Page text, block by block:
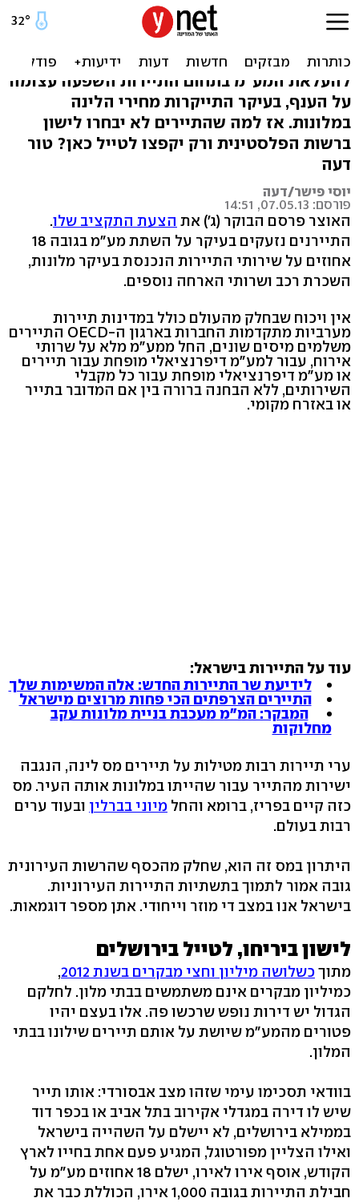
גזרות האוצר: התיירים יבחרו
ברשות הפלסטינית
להעלאת המע"מ בתחום התיירות השפעה עצומה
על הענף, בעיקר התייקרות מחירי הלינה
במלונות. אז למה שהתיירים לא יבחרו לישון
ברשות הפלסטינית ורק יקפצו לטייל כאן? טור
דעה
יוסי פישר/דעה
פורסם: 07.05.13, 14:51
האוצר פרסם הבוקר (ג') את הצעת התקציב שלו.
התיירנים נזעקים בעיקר על השתת מע"מ בגובה 18
אחוזים על שירותי התיירות הנכנסת בעיקר מלונות,
השכרת רכב ושרותי הארחה נוספים.
אין ויכוח שבחלק מהעולם כולל במדינות תיירות
מערביות מתקדמות החברות בארגון ה-OECD התיירים
משלמים מיסים שונים, החל ממע"מ מלא על שרותי
אירוח, עבור למע"מ דיפרנציאלי מופחת עבור תיירים
או מע"מ דיפרנציאלי מופחת עבור כל מקבלי
השירותים, ללא הבחנה ברורה בין אם המדובר בתייר
או באזרח מקומי.
עוד על התיירות בישראל:
לידיעת שר התיירות החדש: אלה המשימות שלך
התיירים הצרפתים הכי פחות מרוצים מישראל
המבקר: המ"מ מעכבת בניית מלונות עקב
מחלוקות
ערי תיירות רבות מטילות על תיירים מס לינה, הנגבה
ישירות מהתייר עבור שהייתו במלונות אותה העיר. מס
כזה קיים בפריז, ברומא והחל מיוני בברלין ובעוד ערים
רבות בעולם.
היתרון במס זה הוא, שחלק מהכסף שהרשות העירונית
גובה אמור לתמוך בתשתיות התיירות העירוניות.
בישראל אנו במצב די מוזר וייחודי. אתן מספר דוגמאות.
לישון ביריחו, לטייל בירושלים
מתוךכשלושה מיליון וחצי מבקרים בשנת 2012
,
כמיליון מבקרים אינם משתמשים בבתי מלון. לחלקם
הגדול יש דירות נופש שרכשו פה. אלו בעצם יהיו
פטורים מהמע"מ שיושת על אותם תיירים שילונו בבתי
המלון.
בוודאי תסכימו עימי שזהו מצב אבסורדי: אותו תייר
שיש לו דירה במגדלי אקירוב בתל אביב או בכפר דוד
בממילא בירושלים, לא יישלם על השהייה בישראל
ואילו הצליין מפורטוגל, המגיע פעם אחת בחייו לארץ
הקודש, אוסף אירו לאירו, ישלם 18 אחוזים מע"מ על
חבילת התיירות בגובה 1,000 אירו, הכוללת כבר את